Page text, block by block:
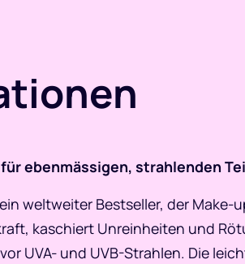
ebenmässigen, strahlenden
weltweiter Bestseller, der
kaschiert Unreinheiten und
UVA- und UVB-Strahlen. Die